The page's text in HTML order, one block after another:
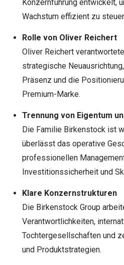
Konzernführung entwickelt,
Wachstum effizient zu
Rolle von Oliver Reichert
Oliver Reichert
strategische
Präsenz und die
Premium-Marke.
Trennung von Eigentum
Die Familie Birkenstock ist
überlässt das operative
professionellen
Investitionssicherheit und
Klare Konzernstrukturen
Die Birkenstock Group
Verantwortlichkeiten,
Tochtergesellschaften und
und Produktstrategien.